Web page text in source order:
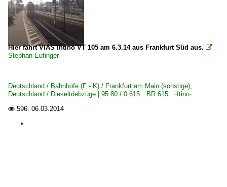
Hier fährt VIAS Intino VT 105 am 6.3.14 aus Frankfurt Süd aus. 
Stephan Eufinger
Deutschland / Bahnhöfe (F - K) / Frankfurt am Main (sonstige),
Deutschland / Dieseltriebzüge | 95 80 / 0 615 BR 615 ·Itino·
 596. 06.03.2014